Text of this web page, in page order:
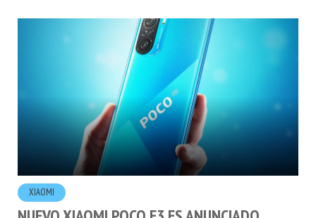
XIAOMI
NUEVO XIAOMI POCO F3 ES ANUNCIADO